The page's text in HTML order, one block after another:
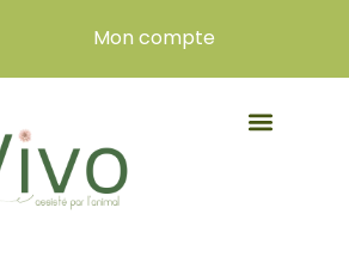
Mon compte